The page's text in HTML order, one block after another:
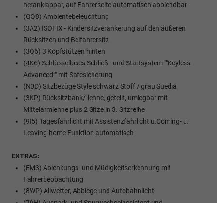
heranklappar, auf Fahrerseite automatisch abblendbar
(QQ8) Ambientebeleuchtung
(3A2) ISOFIX - Kindersitzverankerung auf den äußeren
Rücksitzen und Beifahrersitz
(3Q6) 3 Kopfstützen hinten
(4K6) Schlüsselloses Schließ - und Startsystem ""Keyless
Advanced"" mit Safesicherung
(N0D) Sitzbezüge Style schwarz Stoff / grau Suedia
(3KP) Rücksitzbank/-lehne, geteilt, umlegbar mit
Mittelarmlehne plus 2 Sitze in 3. Sitzreihe
(9I5) Tagesfahrlicht mit Assistenzfahrlicht u.Coming- u.
Leaving-home Funktion automatisch
EXTRAS:
(EM3) Ablenkungs- und Müdigkeitserkennung mit
Fahrerbeobachtung
(8WP) Allwetter, Abbiege und Autobahnlicht